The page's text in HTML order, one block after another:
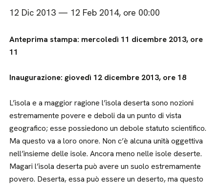
12 Dic 2013 — 12 Feb 2014, ore 00:00
Anteprima stampa: mercoledì 11 dicembre 2013, ore
11
Inaugurazione: giovedì 12 dicembre 2013, ore 18
L’isola e a maggior ragione l’isola deserta sono nozioni
estremamente povere e deboli da un punto di vista
geografico; esse possiedono un debole statuto scientifico.
Ma questo va a loro onore. Non c’è alcuna unità oggettiva
nell’insieme delle isole. Ancora meno nelle isole deserte.
Magari l’isola deserta può avere un suolo estremamente
povero. Deserta, essa può essere un deserto, ma questo